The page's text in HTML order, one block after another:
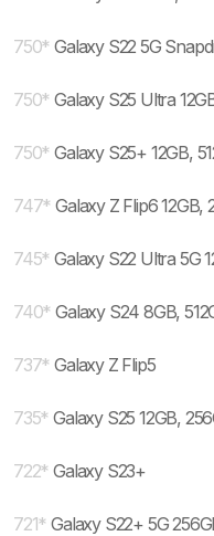
750* Galaxy S22 5G
750* Galaxy S25 Ultra
750* Galaxy S25+ 12GB,
747* Galaxy Z Flip6 12GB,
745* Galaxy S22 Ultra 5G
740* Galaxy S24 8GB,
737* Galaxy Z Flip5
735* Galaxy S25 12GB,
722* Galaxy S23+
721* Galaxy S22+ 5G